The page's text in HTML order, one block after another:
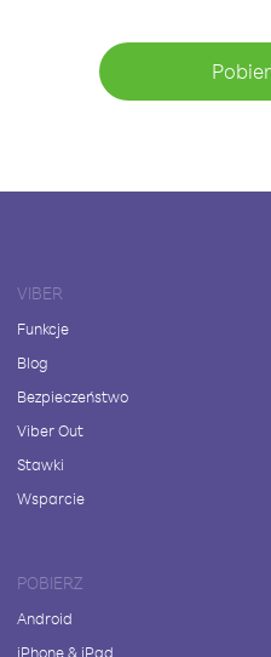
VIBER
Funkcje
Blog
Bezpieczeństwo
Viber Out
Stawki
Wsparcie
POBIERZ
Android
iPhone & iPad